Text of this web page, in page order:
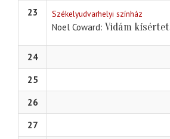
23
Székelyudvarhelyi színház
Noel Coward Vidám kísértet
24
25
26
27